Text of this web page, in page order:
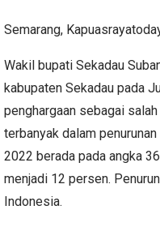
Semarang,
Wakil bupati Sekadau
kabupaten Sekadau pada
penghargaan sebagai
terbanyak dalam
2022 berada pada angka
menjadi 12 persen.
Indonesia.